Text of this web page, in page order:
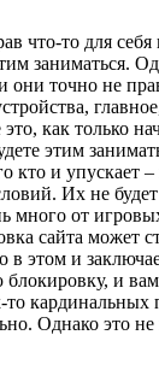
что-то для
заниматься.
они точно не
как только
этим
кто и упускает
Их не
много от
сайта может
этом и
и вам
кардинальных
Однако это